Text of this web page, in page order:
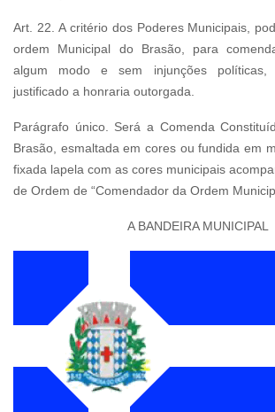
Art. 22. A critério dos Poderes Municipais,
ordem Municipal do Brasão, para
algum modo e sem injunções políticas,
justificado a honraria outorgada.
Parágrafo único. Será a Comenda
Brasão, esmaltada em cores ou fundida em
fixada lapela com as cores municipais
de Ordem de “Comendador da Ordem
A BANDEIRA MUNICIPAL